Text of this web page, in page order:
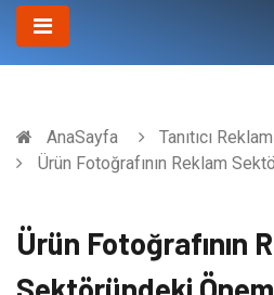
AnaSayfa
Tanıtıcı Reklam
Ürün Fotoğrafının Reklam
Ürün Fotoğrafının